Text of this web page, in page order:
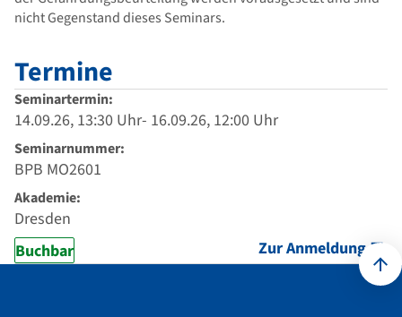
nicht Gegenstand dieses Seminars.
Termine
Seminartermin:
14.09.26, 13:30 Uhr- 16.09.26, 12:00 Uhr
Seminarnummer:
BPB MO2601
Akademie:
Dresden
Buchbar
Zur Anmeldung